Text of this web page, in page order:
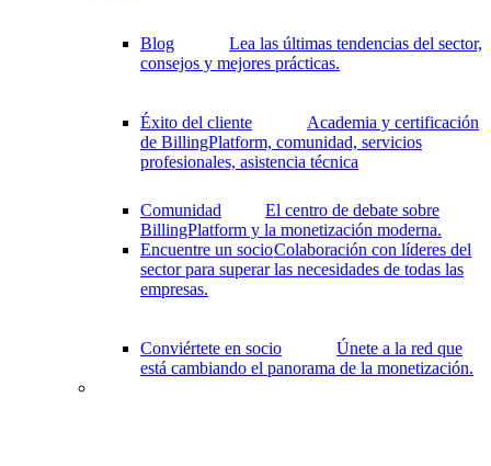
Blog
Lea las últimas tendencias del sector,
consejos y mejores prácticas.
Éxito del cliente
Academia y certificación
de BillingPlatform, comunidad, servicios
profesionales, asistencia técnica
Comunidad
El centro de debate sobre
BillingPlatform y la monetización moderna.
Encuentre un socioColaboración con líderes del
sector para superar las necesidades de todas las
empresas.
Conviértete en socio
Únete a la red que
está cambiando el panorama de la monetización.